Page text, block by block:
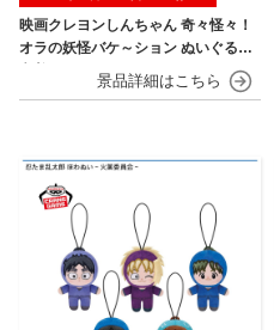
映画クレヨンしんちゃん 奇々怪々！
オラの妖怪バケ～ション ぬいぐるみ